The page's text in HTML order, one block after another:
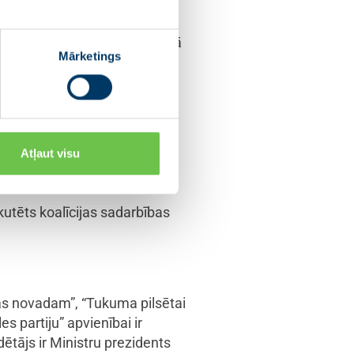
Mārketings
Atļaut visu
algas ir zemākas,
direkcijas iepirkumā
izpildījusi vienu no
biļete, kas gan
par izpildītajiem
pakalpojumu
koalīcijas sadarbības
novadam”, “Tukuma pilsētai
partiju” apvienībai ir
ir Ministru prezidents